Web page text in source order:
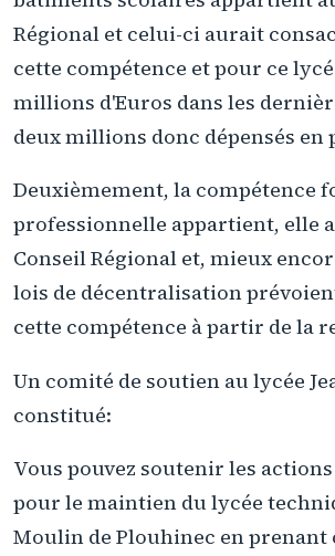
Régional et celui-ci aurait
cette compétence et pour ce
millions d'Euros dans les
deux millions donc dépensés en
Deuxièmement, la compétence
professionnelle appartient, elle
Conseil Régional et, mieux
lois de décentralisation
cette compétence à partir de la
Un comité de soutien au lycée
constitué:
Vous pouvez soutenir les
pour le maintien du lycée
Moulin de Plouhinec en prenant